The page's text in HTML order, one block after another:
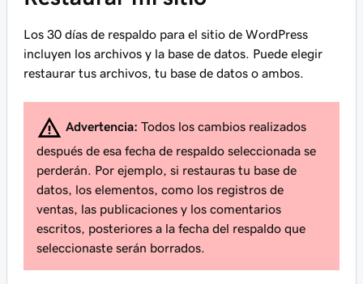
Los 30 días de respaldo para el sitio de WordPress
incluyen los archivos y la base de datos. Puede elegir
restaurar tus archivos, tu base de datos o ambos.
Advertencia: Todos los cambios realizados
después de esa fecha de respaldo seleccionada se
perderán. Por ejemplo, si restauras tu base de
datos, los elementos, como los registros de
ventas, las publicaciones y los comentarios
escritos, posteriores a la fecha del respaldo que
seleccionaste serán borrados.